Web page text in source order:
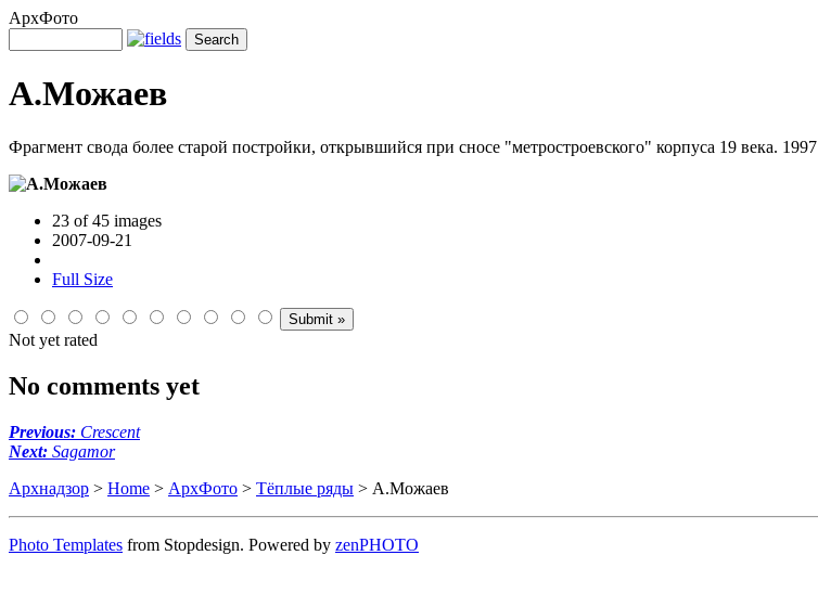
АрхФото
А.Можаев
Фрагмент свода более старой постройки, открывшийся при сносе "метростроевского" корпуса 19 века. 1997
23 of 45 images
2007-09-21
Full Size
Not yet rated
No comments yet
Previous: Crescent
Next: Sagamor
Архнадзор > Home > АрхФото > Тёплые ряды > А.Можаев
Photo Templates from Stopdesign. Powered by zenPHOTO